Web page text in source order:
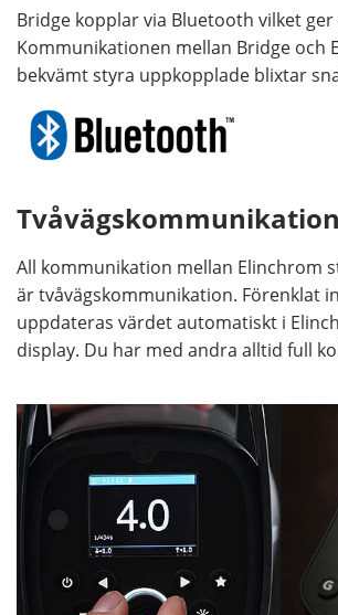
Bridge kopplar via Bluetooth vilket
Kommunikationen mellan Bridge och
bekvämt styra uppkopplade blixtar
Tvåvägskommunikation
All kommunikation mellan Elinchrom
är tvåvägskommunikation. Förenklat
uppdateras värdet automatiskt i
display. Du har med andra alltid full